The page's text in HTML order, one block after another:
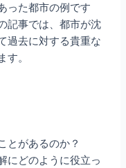
った都市の例です
記事では、都市が沈
過去に対する貴重な
す。
とがあるのか？
にどのように役立っ